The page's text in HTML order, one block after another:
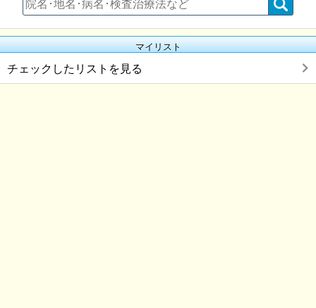
マイリスト
チェックしたリストを見る